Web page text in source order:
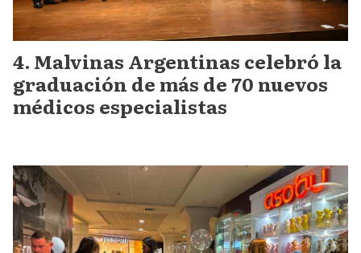
Malvinas Argentinas celebró la
graduación de más de 70 nuevos
médicos especialistas